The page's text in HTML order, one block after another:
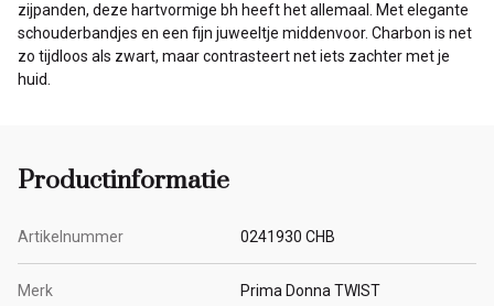
zijpanden, deze hartvormige bh heeft het allemaal. Met elegante
schouderbandjes en een fijn juweeltje middenvoor. Charbon is net
zo tijdloos als zwart, maar contrasteert net iets zachter met je
huid.
Productinformatie
Artikelnummer 0241930 CHB
Merk Prima Donna TWIST